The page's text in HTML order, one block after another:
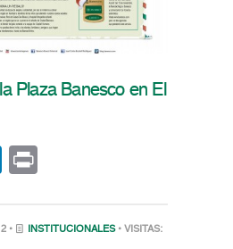
Plaza Banesco en El
LinkedIn
• INSTITUCIONALES • VISITAS: